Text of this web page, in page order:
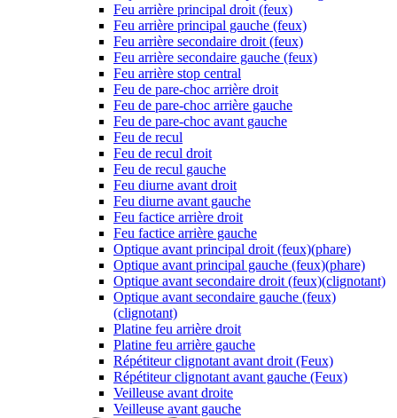
Feu arrière principal droit (feux)
Feu arrière principal gauche (feux)
Feu arrière secondaire droit (feux)
Feu arrière secondaire gauche (feux)
Feu arrière stop central
Feu de pare-choc arrière droit
Feu de pare-choc arrière gauche
Feu de pare-choc avant gauche
Feu de recul
Feu de recul droit
Feu de recul gauche
Feu diurne avant droit
Feu diurne avant gauche
Feu factice arrière droit
Feu factice arrière gauche
Optique avant principal droit (feux)(phare)
Optique avant principal gauche (feux)(phare)
Optique avant secondaire droit (feux)(clignotant)
Optique avant secondaire gauche (feux)
(clignotant)
Platine feu arrière droit
Platine feu arrière gauche
Répétiteur clignotant avant droit (Feux)
Répétiteur clignotant avant gauche (Feux)
Veilleuse avant droite
Veilleuse avant gauche